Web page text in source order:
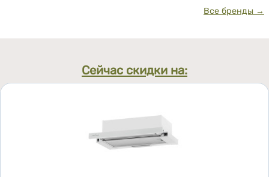
Все бренды →
Сейчас скидки на: